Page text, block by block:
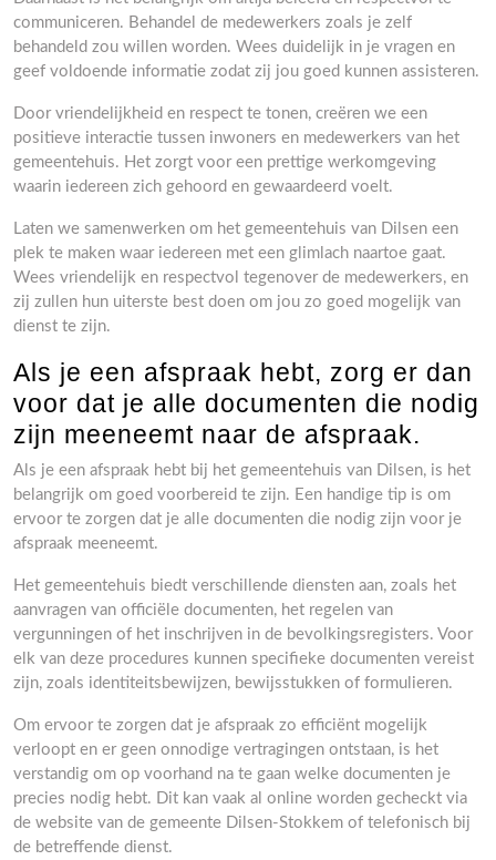
communiceren. Behandel de medewerkers zoals je zelf
behandeld zou willen worden. Wees duidelijk in je vragen en
geef voldoende informatie zodat zij jou goed kunnen assisteren.
Door vriendelijkheid en respect te tonen, creëren we een
positieve interactie tussen inwoners en medewerkers van het
gemeentehuis. Het zorgt voor een prettige werkomgeving
waarin iedereen zich gehoord en gewaardeerd voelt.
Laten we samenwerken om het gemeentehuis van Dilsen een
plek te maken waar iedereen met een glimlach naartoe gaat.
Wees vriendelijk en respectvol tegenover de medewerkers, en
zij zullen hun uiterste best doen om jou zo goed mogelijk van
dienst te zijn.
Als je een afspraak hebt, zorg er dan
voor dat je alle documenten die nodig
zijn meeneemt naar de afspraak.
Als je een afspraak hebt bij het gemeentehuis van Dilsen, is het
belangrijk om goed voorbereid te zijn. Een handige tip is om
ervoor te zorgen dat je alle documenten die nodig zijn voor je
afspraak meeneemt.
Het gemeentehuis biedt verschillende diensten aan, zoals het
aanvragen van officiële documenten, het regelen van
vergunningen of het inschrijven in de bevolkingsregisters. Voor
elk van deze procedures kunnen specifieke documenten vereist
zijn, zoals identiteitsbewijzen, bewijsstukken of formulieren.
Om ervoor te zorgen dat je afspraak zo efficiënt mogelijk
verloopt en er geen onnodige vertragingen ontstaan, is het
verstandig om op voorhand na te gaan welke documenten je
precies nodig hebt. Dit kan vaak al online worden gecheckt via
de website van de gemeente Dilsen-Stokkem of telefonisch bij
de betreffende dienst.